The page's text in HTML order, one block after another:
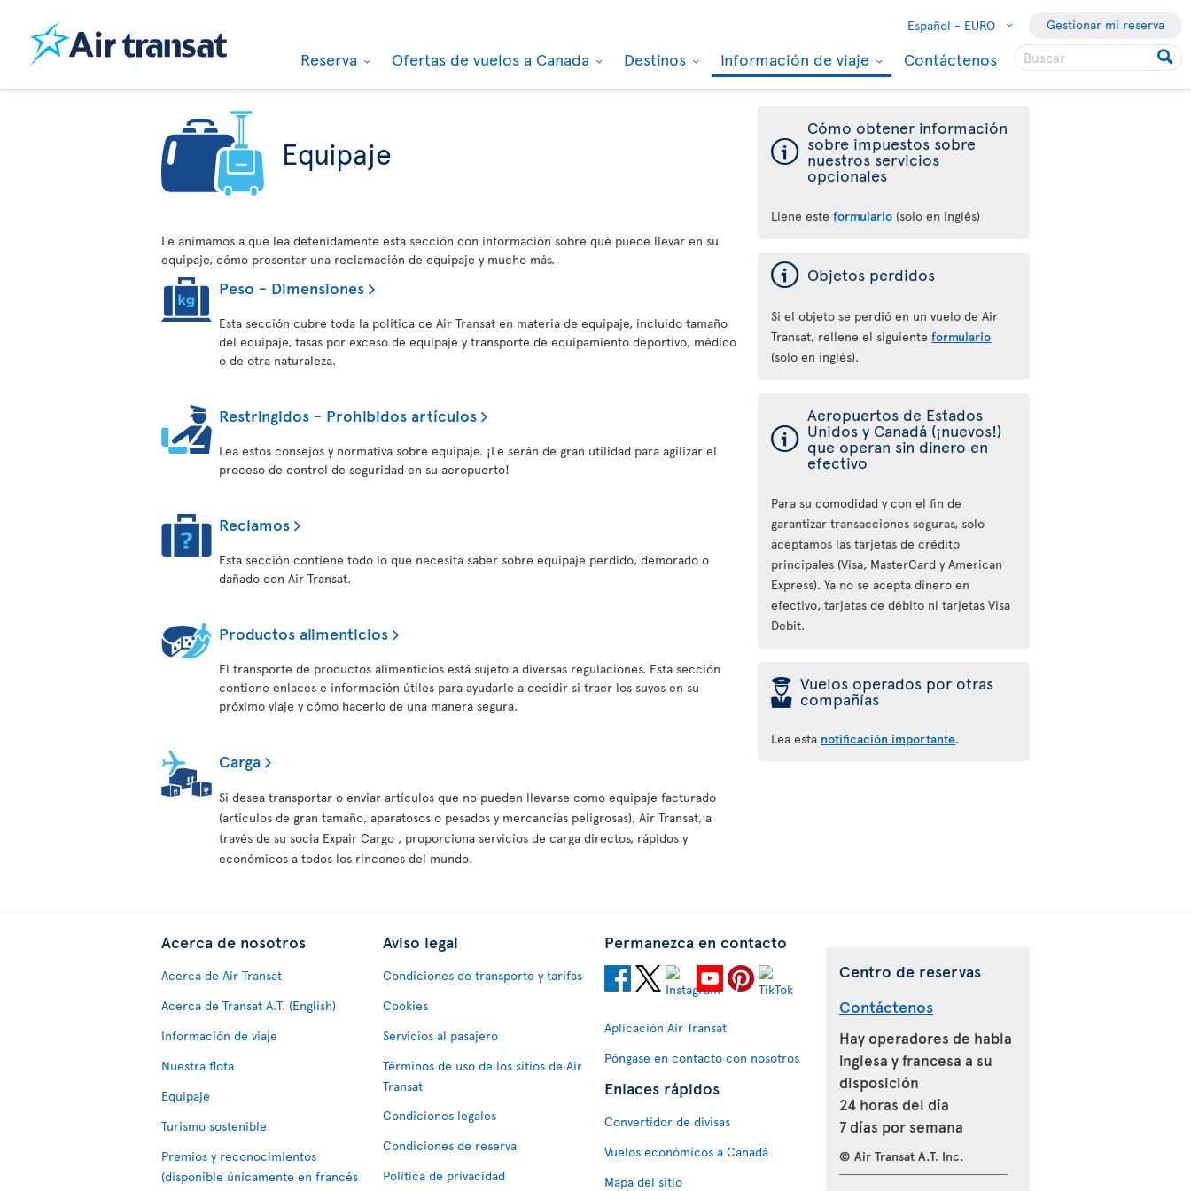
Español - EURO Gestionar mi reserva
Reserva Ofertas de vuelos a Canada Destinos Información de viaje Contáctenos
Equipaje
Le animamos a que lea detenidamente esta sección con información sobre qué puede llevar en su
equipaje, cómo presentar una reclamación de equipaje y mucho más.
Peso - Dimensiones
Esta sección cubre toda la política de Air Transat en materia de equipaje, incluido tamaño
del equipaje, tasas por exceso de equipaje y transporte de equipamiento deportivo, médico
o de otra naturaleza.
Restringidos - Prohibidos artículos
Lea estos consejos y normativa sobre equipaje. ¡Le serán de gran utilidad para agilizar el
proceso de control de seguridad en su aeropuerto!
Reclamos
Esta sección contiene todo lo que necesita saber sobre equipaje perdido, demorado o
dañado con Air Transat.
Productos alimenticios
El transporte de productos alimenticios está sujeto a diversas regulaciones. Esta sección
contiene enlaces e información útiles para ayudarle a decidir si traer los suyos en su
próximo viaje y cómo hacerlo de una manera segura.
Carga
Si desea transportar o enviar artículos que no pueden llevarse como equipaje facturado
(artículos de gran tamaño, aparatosos o pesados y mercancías peligrosas), Air Transat, a
través de su socia Expair Cargo , proporciona servicios de carga directos, rápidos y
económicos a todos los rincones del mundo.
ý
Cómo obtener información
sobre impuestos sobre
nuestros servicios
opcionales
Llene esteformulario (solo en inglés)
ý Objetos perdidos
Si el objeto se perdió en un vuelo de Air
Transat, rellene el siguienteformulario
(solo en inglés).
ý
Aeropuertos de Estados
Unidos y Canadá (¡nuevos!)
que operan sin dinero en
efectivo
Para su comodidad y con el fin de
garantizar transacciones seguras, solo
aceptamos las tarjetas de crédito
principales (Visa, MasterCard y American
Express). Ya no se acepta dinero en
efectivo, tarjetas de débito ni tarjetas Visa
Debit.
þ Vuelos operados por otras
compañías
Lea esta notificación importante.
Acerca de nosotros
Acerca de Air Transat
Acerca de Transat A.T. (English)
Información de viaje
Nuestra flota
Equipaje
Turismo sostenible
Premios y reconocimientos
(disponible únicamente en francés
Aviso legal
Condiciones de transporte y tarifas
Cookies
Servicios al pasajero
Términos de uso de los sitios de Air
Transat
Condiciones legales
Condiciones de reserva
Política de privacidad
Permanezca en contacto
Aplicación Air Transat
Póngase en contacto con nosotros
Enlaces rápidos
Convertidor de divisas
Vuelos económicos a Canadá
Mapa del sitio
Centro de reservas
Contáctenos
Hay operadores de habla
inglesa y francesa a su
disposición
24 horas del día
7 días por semana
© Air Transat A.T. Inc.